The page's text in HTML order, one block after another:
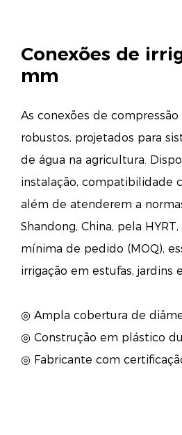
Conexões de
mm
As conexões de
robustos, projetados para
de água na agricultura.
instalação, compatibilidade
além de atenderem a
Shandong, China, pela
mínima de pedido (MOQ),
irrigação em estufas, jardins
◎ Ampla cobertura de
◎ Construção em plástico
◎ Fabricante com